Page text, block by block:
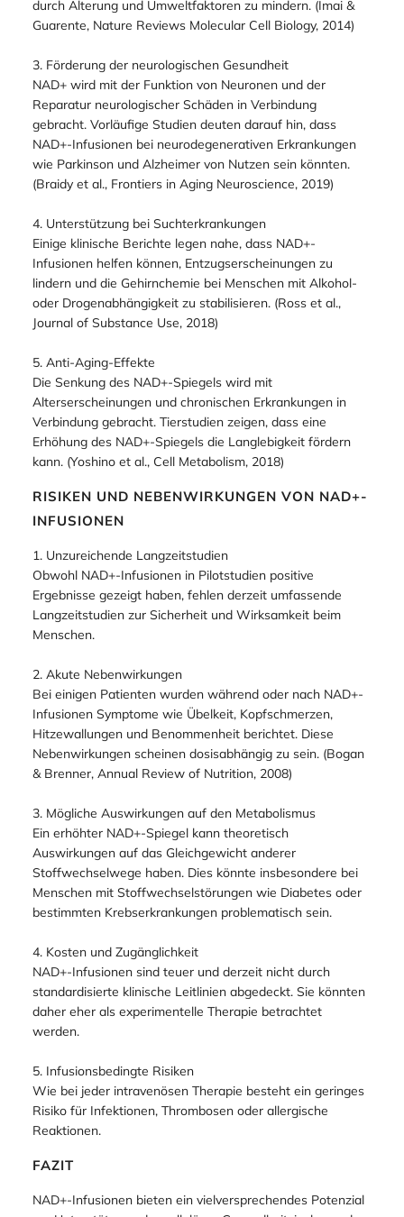
durch Alterung und Umweltfaktoren zu mindern. (Imai &
Guarente, Nature Reviews Molecular Cell Biology, 2014)
3. Förderung der neurologischen Gesundheit
NAD+ wird mit der Funktion von Neuronen und der
Reparatur neurologischer Schäden in Verbindung
gebracht. Vorläufige Studien deuten darauf hin, dass
NAD+-Infusionen bei neurodegenerativen Erkrankungen
wie Parkinson und Alzheimer von Nutzen sein könnten.
(Braidy et al., Frontiers in Aging Neuroscience, 2019)
4. Unterstützung bei Suchterkrankungen
Einige klinische Berichte legen nahe, dass NAD+-
Infusionen helfen können, Entzugserscheinungen zu
lindern und die Gehirnchemie bei Menschen mit Alkohol-
oder Drogenabhängigkeit zu stabilisieren. (Ross et al.,
Journal of Substance Use, 2018)
5. Anti-Aging-Effekte
Die Senkung des NAD+-Spiegels wird mit
Alterserscheinungen und chronischen Erkrankungen in
Verbindung gebracht. Tierstudien zeigen, dass eine
Erhöhung des NAD+-Spiegels die Langlebigkeit fördern
kann. (Yoshino et al., Cell Metabolism, 2018)
RISIKEN UND NEBENWIRKUNGEN VON NAD+-
INFUSIONEN
1. Unzureichende Langzeitstudien
Obwohl NAD+-Infusionen in Pilotstudien positive
Ergebnisse gezeigt haben, fehlen derzeit umfassende
Langzeitstudien zur Sicherheit und Wirksamkeit beim
Menschen.
2. Akute Nebenwirkungen
Bei einigen Patienten wurden während oder nach NAD+-
Infusionen Symptome wie Übelkeit, Kopfschmerzen,
Hitzewallungen und Benommenheit berichtet. Diese
Nebenwirkungen scheinen dosisabhängig zu sein. (Bogan
& Brenner, Annual Review of Nutrition, 2008)
3. Mögliche Auswirkungen auf den Metabolismus
Ein erhöhter NAD+-Spiegel kann theoretisch
Auswirkungen auf das Gleichgewicht anderer
Stoffwechselwege haben. Dies könnte insbesondere bei
Menschen mit Stoffwechselstörungen wie Diabetes oder
bestimmten Krebserkrankungen problematisch sein.
4. Kosten und Zugänglichkeit
NAD+-Infusionen sind teuer und derzeit nicht durch
standardisierte klinische Leitlinien abgedeckt. Sie könnten
daher eher als experimentelle Therapie betrachtet
werden.
5. Infusionsbedingte Risiken
Wie bei jeder intravenösen Therapie besteht ein geringes
Risiko für Infektionen, Thrombosen oder allergische
Reaktionen.
FAZIT
NAD+-Infusionen bieten ein vielversprechendes Potenzial